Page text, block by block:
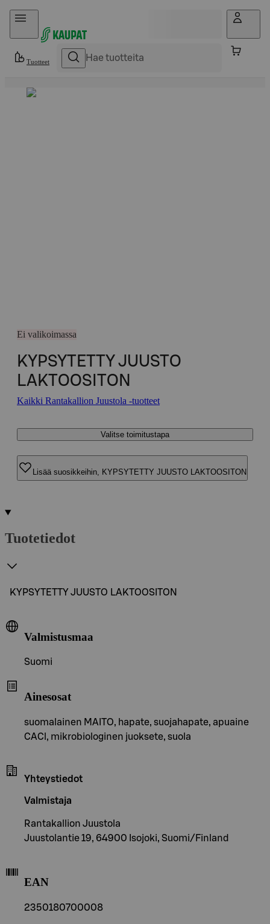
Hyppää sisältöön
Tuotteet
Ei valikoimassa
KYPSYTETTY JUUSTO
LAKTOOSITON
Kaikki Rantakallion Juustola -tuotteet
Valitse toimitustapa
Lisää suosikkeihin, KYPSYTETTY JUUSTO LAKTOOSITON
Tuotetiedot
KYPSYTETTY JUUSTO LAKTOOSITON
Valmistusmaa
Suomi
Ainesosat
suomalainen MAITO, hapate, suojahapate, apuaine
CACl, mikrobiologinen juoksete, suola
Yhteystiedot
Valmistaja
Rantakallion Juustola
Juustolantie 19, 64900 Isojoki, Suomi/Finland
EAN
2350180700008